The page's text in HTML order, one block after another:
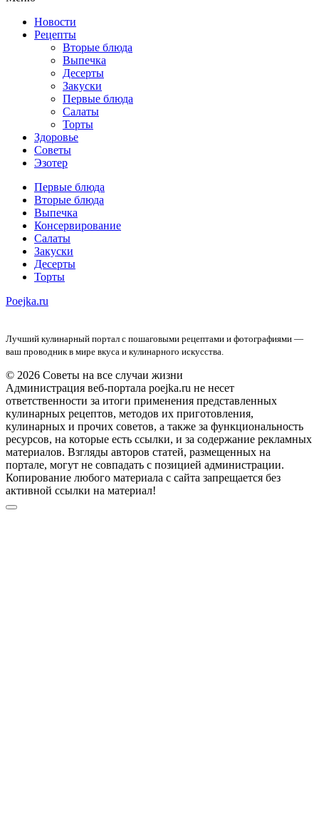
Новости
Рецепты
Вторые блюда
Выпечка
Десерты
Закуски
Первые блюда
Салаты
Торты
Здоровье
Советы
Эзотер
Первые блюда
Вторые блюда
Выпечка
Консервирование
Салаты
Закуски
Десерты
Торты
Poejka.ru
Лучший кулинарный портал с пошаговыми рецептами и фотографиями —
ваш проводник в мире вкуса и кулинарного искусства.
© 2026 Советы на все случаи жизни
Администрация веб-портала poejka.ru не несет
ответственности за итоги применения представленных
кулинарных рецептов, методов их приготовления,
кулинарных и прочих советов, а также за функциональность
ресурсов, на которые есть ссылки, и за содержание рекламных
материалов. Взгляды авторов статей, размещенных на
портале, могут не совпадать с позицией администрации.
Копирование любого материала с сайта запрещается без
активной ссылки на материал!